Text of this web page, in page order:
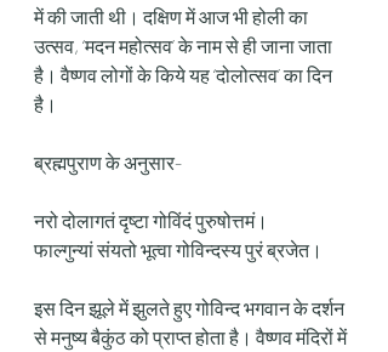
में की जाती थी। दक्षिण में आज भी होली का
उत्सव, ‘मदन महोत्सव’ के नाम से ही जाना जाता
है। वैष्णव लोगों के किये यह ‘दोलोत्सव’ का दिन
है।
ब्रह्मपुराण के अनुसार-
नरो दोलागतं दृष्टा गोविंदं पुरुषोत्तमं।
फाल्गुन्यां संयतो भूत्वा गोविन्दस्य पुरं ब्रजेत।
इस दिन झूले में झुलते हुए गोविन्द भगवान के दर्शन
से मनुष्य बैकुंठ को प्राप्त होता है। वैष्णव मंदिरों में